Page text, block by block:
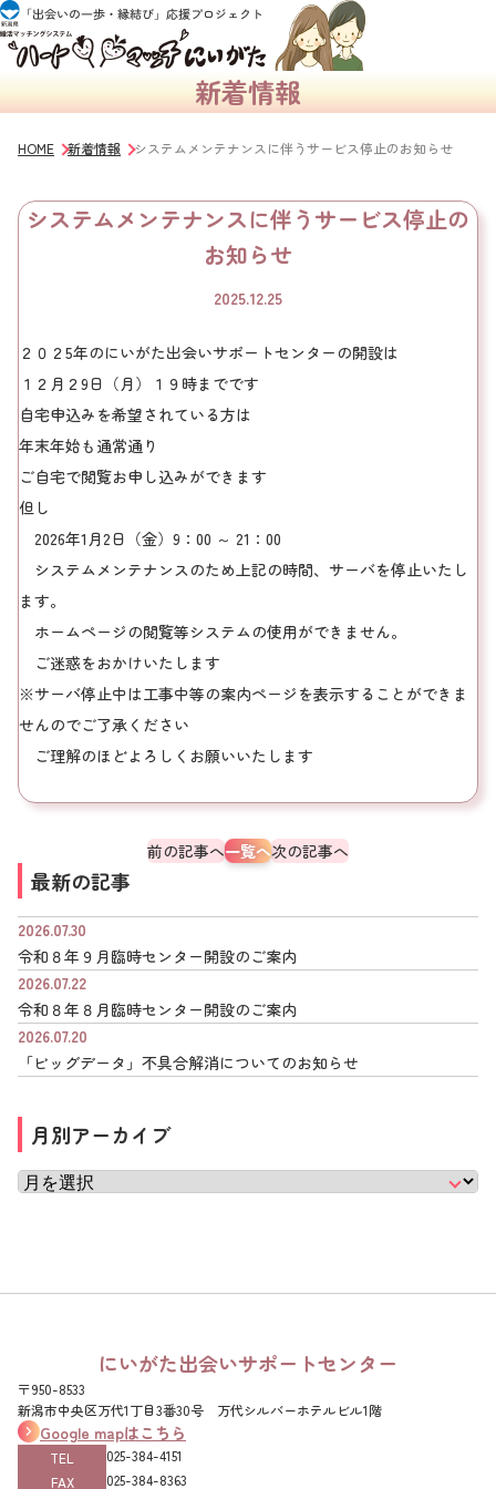
新着情報
HOME 新着情報 システムメンテナンスに伴うサービス停止のお知らせ
システムメンテナンスに伴うサービス停止の
お知らせ
2025.12.25
２０２5年のにいがた出会いサポートセンターの開設は
１２月２9日（月）１９時までです
自宅申込みを希望されている方は
年末年始も通常通り
ご自宅で閲覧お申し込みができます
但し
2026年1月2日（金）9：00 ～ 21：00
システムメンテナンスのため上記の時間、サーバを停止いたし
ます。
ホームページの閲覧等システムの使用ができません。
ご迷惑をおかけいたします
※サーバ停止中は工事中等の案内ページを表示することができま
せんのでご了承ください
ご理解のほどよろしくお願いいたします
前の記事へ一覧へ次の記事へ
最新の記事
2026.07.30
令和８年９月臨時センター開設のご案内
2026.07.22
令和８年８月臨時センター開設のご案内
2026.07.20
「ビッグデータ」不具合解消についてのお知らせ
月別アーカイブ
にいがた出会いサポートセンター
〒950-8533
新潟市中央区万代1丁目3番30号 万代シルバーホテルビル1階
Google mapはこちら
TEL
025-384-4151‌
FAX
025-384-8363‌